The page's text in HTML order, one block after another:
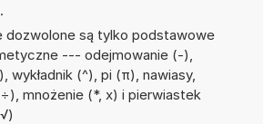
dozwolone są tylko podstawowe
--- odejmowanie (-),
wykładnik (^), pi (π), nawiasy,
mnożenie (*, x) i pierwiastek